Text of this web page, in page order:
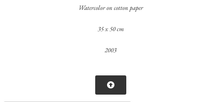
Watercolor on cotton paper
35 x 50 cm
2003